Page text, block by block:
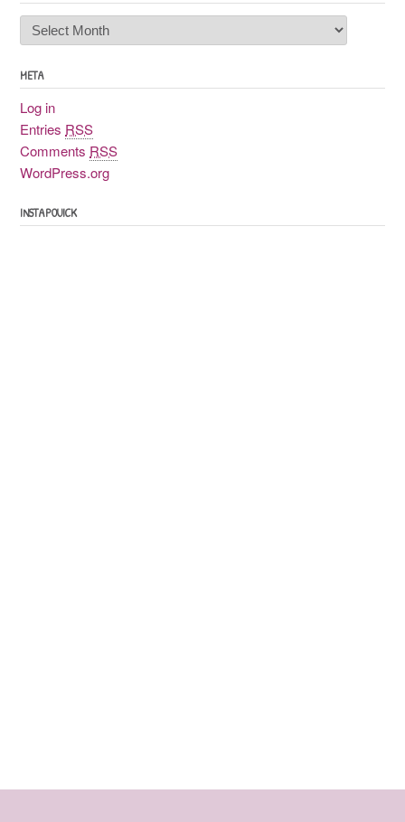
Archives
poussiéreuses
META
Log in
Entries RSS
Comments RSS
WordPress.org
INSTAPOUICK